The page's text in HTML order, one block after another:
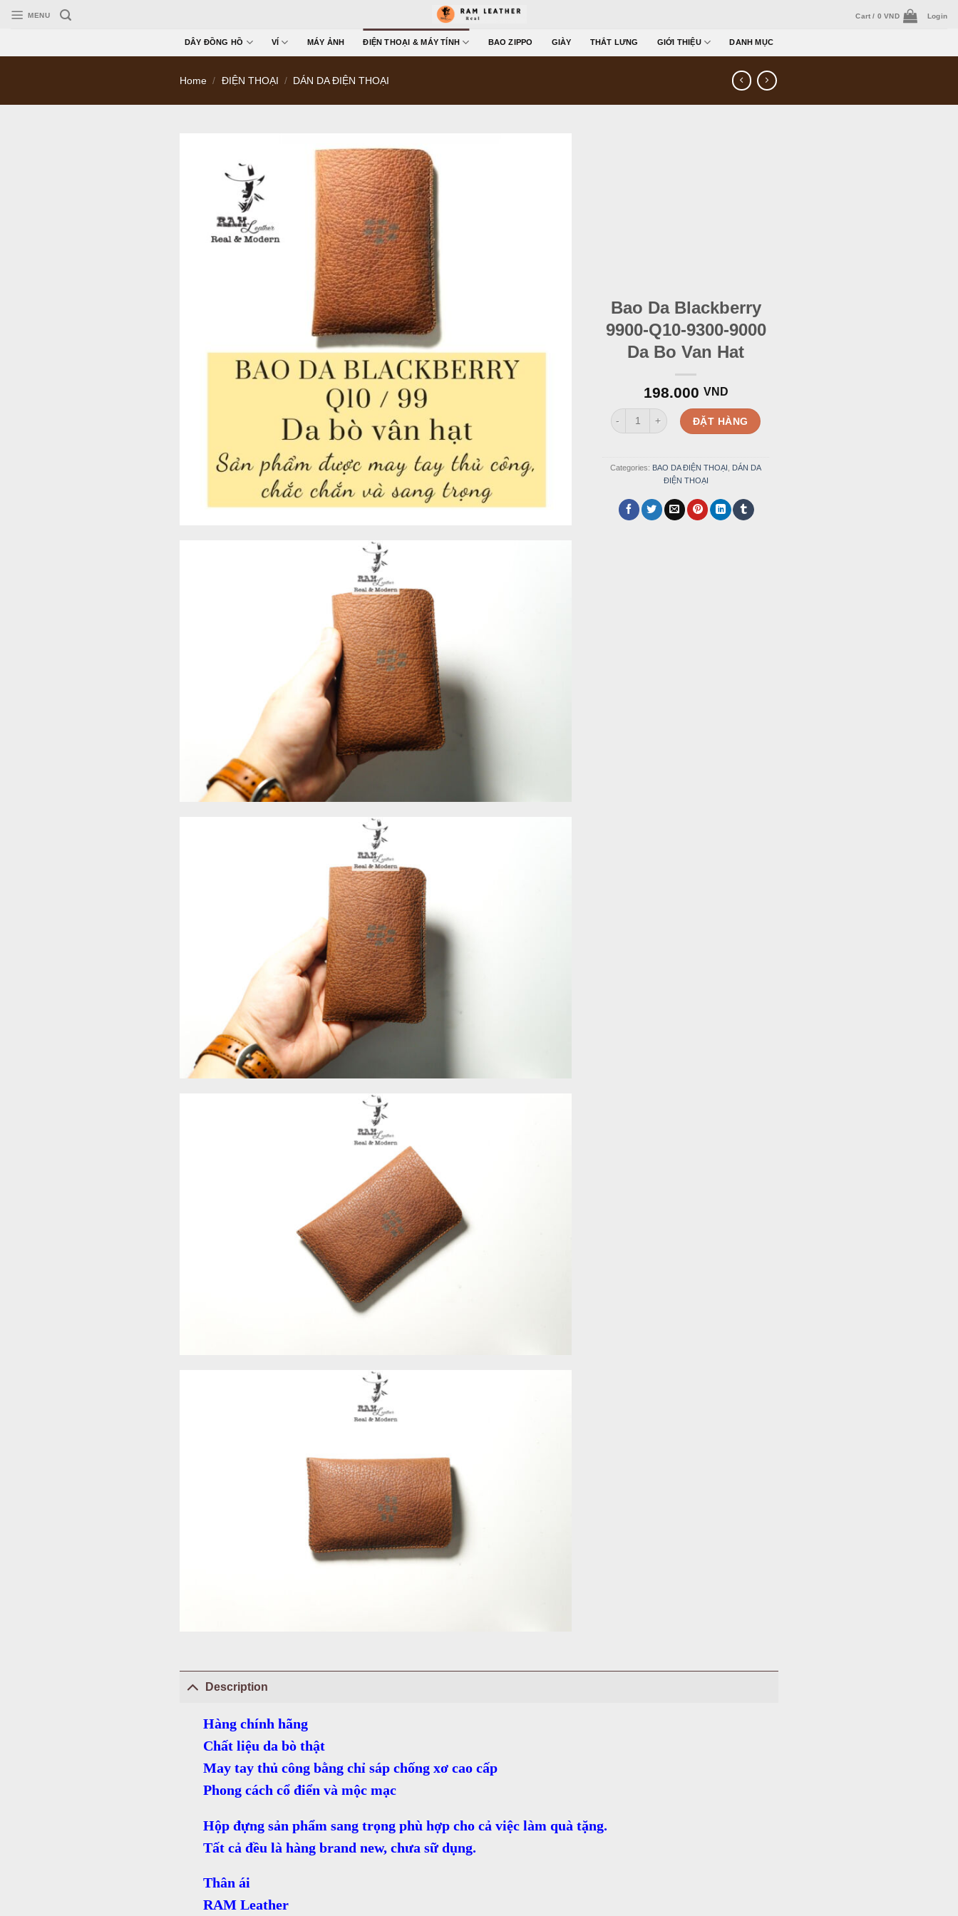
MENU Cart / 0VND Login
DÂY ĐỒNG HỒ VÍ MÁY ẢNH ĐIỆN THOẠI & MÁY TÍNH BAO ZIPPO GIÀY THẮT LƯNG GIỚI THIỆU DANH MỤC
Home / ĐIỆN THOẠI / DÁN DA ĐIỆN THOẠI
Bao Da Blackberry
9900-Q10-9300-9000
Da Bo Van Hat
198.000 VND
Bao Da Blackberry 9900-Q10-9300-9000 Da Bo Van Hat quantity
ĐẶT HÀNG
Categories: BAO DA ĐIỆN THOẠI
DÁN DA
ĐIỆN THOẠI
Description
Hàng chính hãng
Chất liệu da bò thật
May tay thủ công bằng chỉ sáp chống xơ cao cấp
Phong cách cổ điển và mộc mạc
Hộp đựng sản phẩm sang trọng phù hợp cho cả việc làm quà tặng.
Tất cả đều là hàng brand new, chưa sữ dụng.
Thân ái
RAM Leather